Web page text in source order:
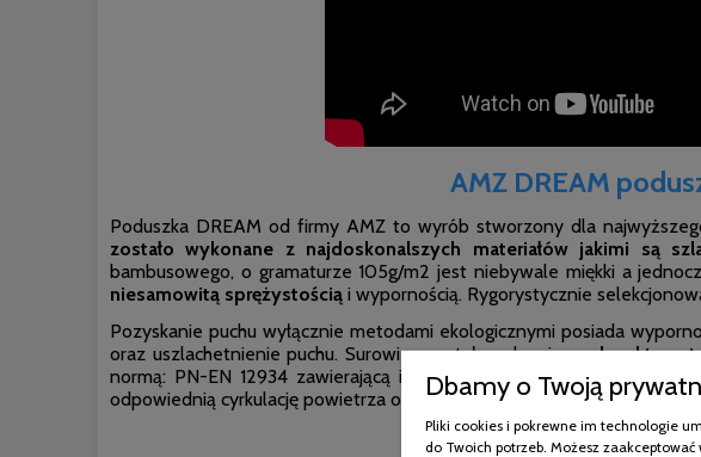
AMZ DREAM
Poduszka DREAM od firmy AMZ to wyrób stworzony dla
zostało wykonane z najdoskonalszych materiałów jakimi są
bambusowego, o gramaturze 105g/m2 jest niebywale miękki a
niesamowitą sprężystością i wypornością. Rygorystycznie
Pozyskanie puchu wyłącznie metodami ekologicznymi posiada
oraz uszlachetnienie puchu. Surowiec został pozbawiony
normą: PN-EN 12934 zawierającą informacje o jakości puchu. Oraz
odpowiednią cyrkulację powietrza oraz odpowiedni poziom wilgotności.
Dbamy o Twoją
Pliki cookies i pokrewne im technologie
do Twoich potrzeb. Możesz